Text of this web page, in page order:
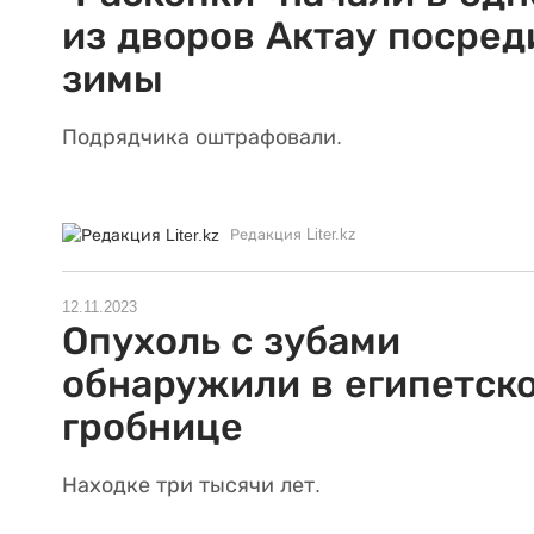
из дворов Актау
зимы
Подрядчика оштрафовали.
Редакция Liter.kz
12.11.2023
Опухоль с зубами
обнаружили в
гробнице
Находке три тысячи лет.